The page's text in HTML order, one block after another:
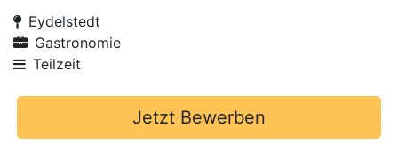
Eydelstedt
Gastronomie
Teilzeit
Jetzt Bewerben